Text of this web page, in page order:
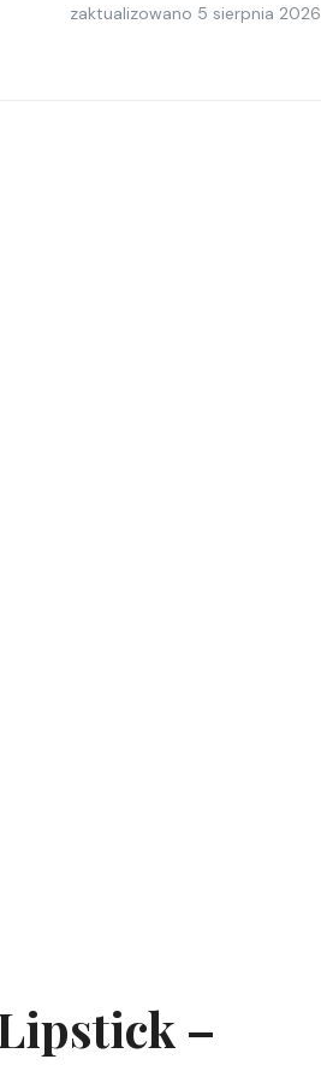
zaktualizowano 5 sierpnia 2026
–